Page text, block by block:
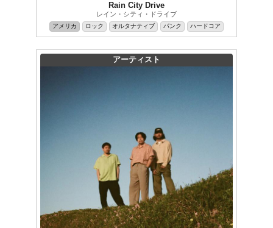
Rain City Drive
レイン・シティ・ドライブ
アメリカ ロック オルタナティブ パンク ハードコア
アーティスト